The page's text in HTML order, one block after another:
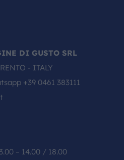
DI GUSTO SRL
- ITALY
+39 0461 383111
– 14.00 / 18.00